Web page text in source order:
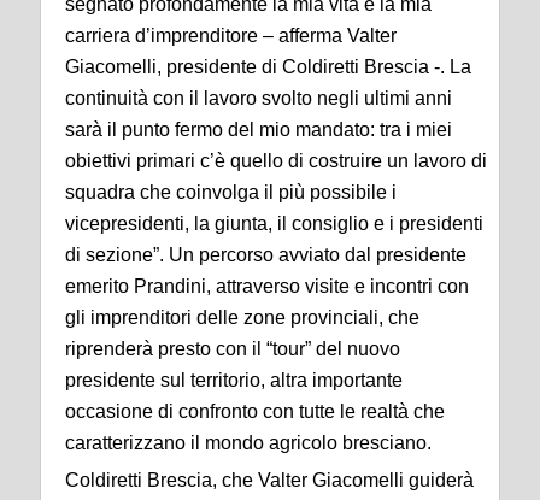
segnato profondamente la mia vita e la mia
carriera d’imprenditore – afferma Valter
Giacomelli, presidente di Coldiretti Brescia -. La
continuità con il lavoro svolto negli ultimi anni
sarà il punto fermo del mio mandato: tra i miei
obiettivi primari c’è quello di costruire un lavoro di
squadra che coinvolga il più possibile i
vicepresidenti, la giunta, il consiglio e i presidenti
di sezione”. Un percorso avviato dal presidente
emerito Prandini, attraverso visite e incontri con
gli imprenditori delle zone provinciali, che
riprenderà presto con il “tour” del nuovo
presidente sul territorio, altra importante
occasione di confronto con tutte le realtà che
caratterizzano il mondo agricolo bresciano.
Coldiretti Brescia, che Valter Giacomelli guiderà